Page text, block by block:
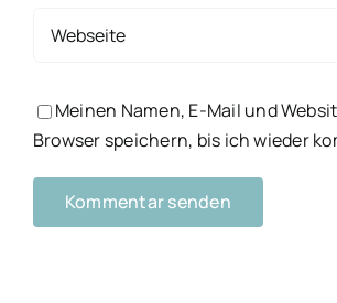
Meinen Namen, E-Mail und
Browser speichern, bis ich wieder